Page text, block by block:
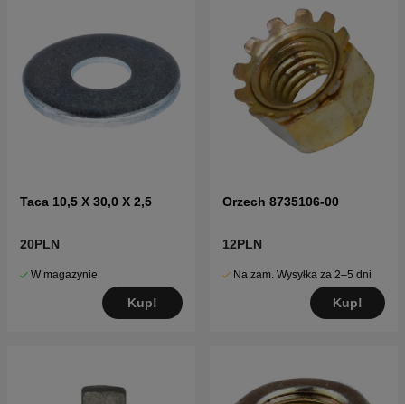
Taca 10,5 X 30,0 X 2,5
20PLN
W magazynie
Kup!
Orzech 8735106-00
12PLN
Na zam. Wysyłka za 2–5 dni
Kup!